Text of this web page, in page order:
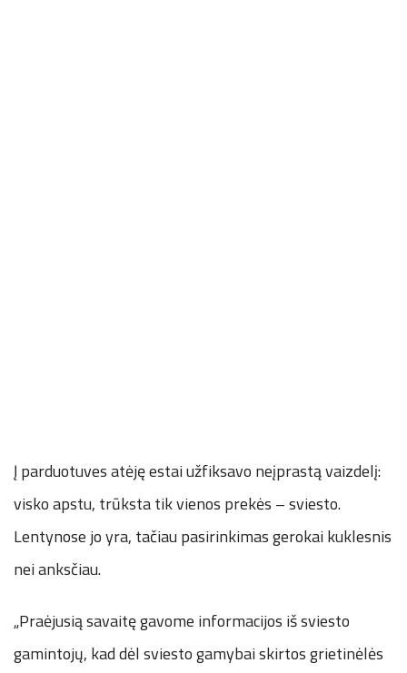
Į parduotuves atėję estai užfiksavo neįprastą vaizdelį:
visko apstu, trūksta tik vienos prekės – sviesto.
Lentynose jo yra, tačiau pasirinkimas gerokai kuklesnis
nei anksčiau.
„Praėjusią savaitę gavome informacijos iš sviesto
gamintojų, kad dėl sviesto gamybai skirtos grietinėlės